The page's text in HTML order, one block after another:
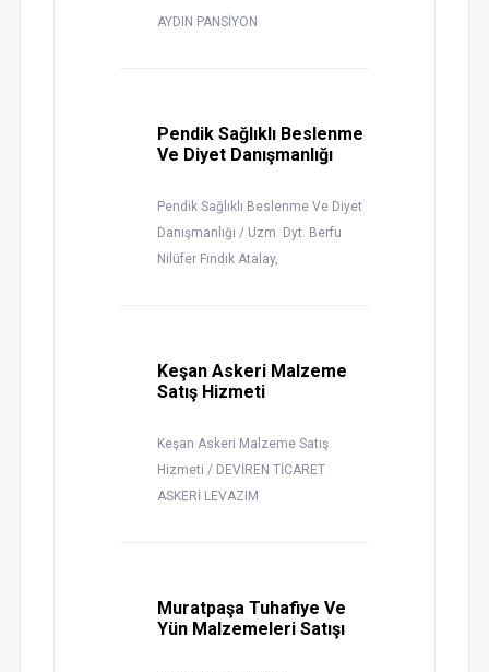
AYDIN PANSİYON
Pendik Sağlıklı Beslenme
Ve Diyet Danışmanlığı
Pendik Sağlıklı Beslenme Ve Diyet
Danışmanlığı / Uzm. Dyt. Berfu
Nilüfer Fındık Atalay,
Keşan Askeri Malzeme
Satış Hizmeti
Keşan Askeri Malzeme Satış
Hizmeti / DEVİREN TİCARET
ASKERİ LEVAZIM
Muratpaşa Tuhafiye Ve
Yün Malzemeleri Satışı